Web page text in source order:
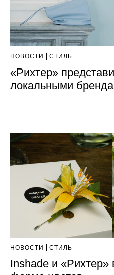
НОВОСТИ СТИЛЬ
«Рихтер»
локальными
НОВОСТИ СТИЛЬ
Inshade и